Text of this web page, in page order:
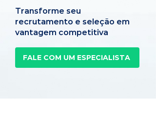
Transforme seu
recrutamento e seleção em
vantagem competitiva
FALE COM UM ESPECIALISTA